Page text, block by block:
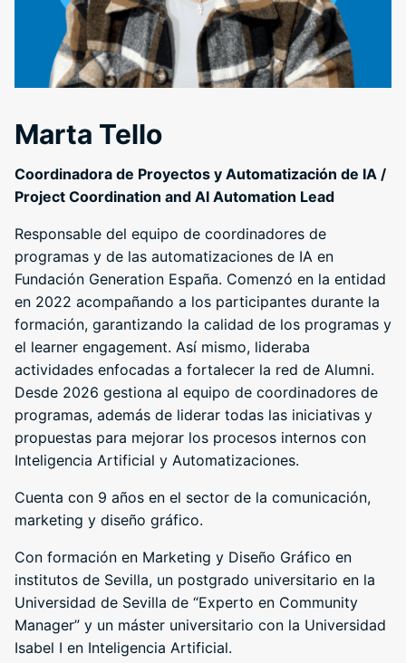
Marta Tello
Coordinadora de Proyectos y Automatización de IA /
Project Coordination and AI Automation Lead
Responsable del equipo de coordinadores de
programas y de las automatizaciones de IA en
Fundación Generation España. Comenzó en la entidad
en 2022 acompañando a los participantes durante la
formación, garantizando la calidad de los programas y
el learner engagement. Así mismo, lideraba
actividades enfocadas a fortalecer la red de Alumni.
Desde 2026 gestiona al equipo de coordinadores de
programas, además de liderar todas las iniciativas y
propuestas para mejorar los procesos internos con
Inteligencia Artificial y Automatizaciones.
Cuenta con 9 años en el sector de la comunicación,
marketing y diseño gráfico.
Con formación en Marketing y Diseño Gráfico en
institutos de Sevilla, un postgrado universitario en la
Universidad de Sevilla de “Experto en Community
Manager” y un máster universitario con la Universidad
Isabel I en Inteligencia Artificial.